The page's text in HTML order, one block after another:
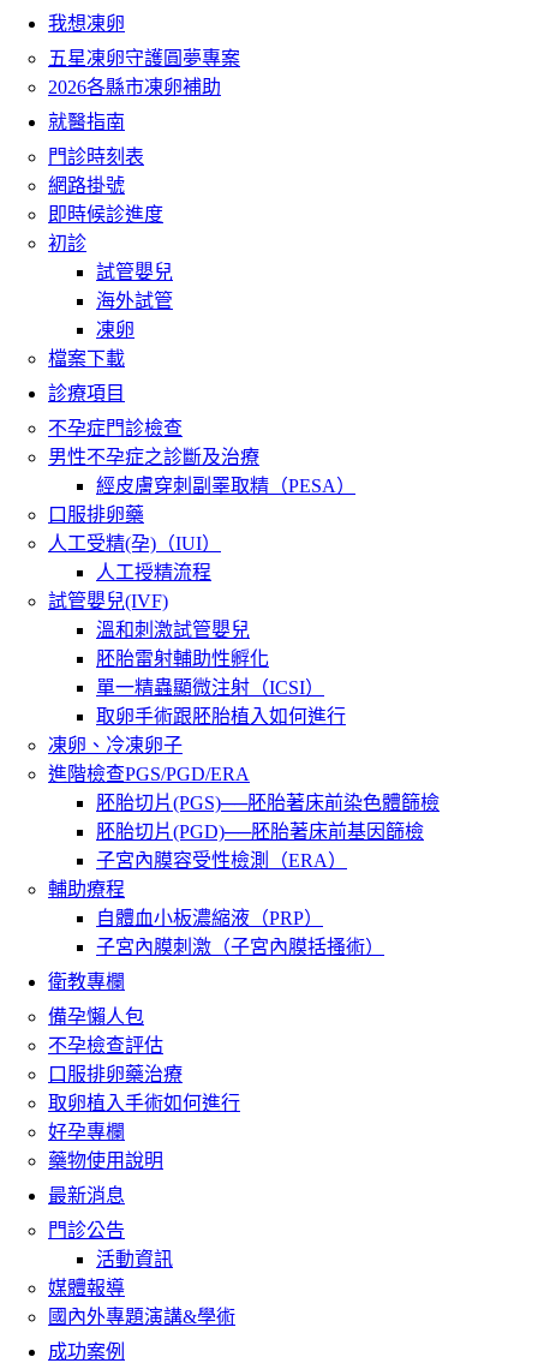
我想凍卵
五星凍卵守護圓夢專案
2026各縣市凍卵補助
就醫指南
門診時刻表
網路掛號
即時候診進度
初診
試管嬰兒
海外試管
凍卵
檔案下載
診療項目
不孕症門診檢查
男性不孕症之診斷及治療
經皮膚穿刺副睪取精（PESA）
口服排卵藥
人工受精(孕)（IUI）
人工授精流程
試管嬰兒(IVF)
溫和刺激試管嬰兒
胚胎雷射輔助性孵化
單一精蟲顯微注射（ICSI）
取卵手術跟胚胎植入如何進行
凍卵、冷凍卵子
進階檢查PGS/PGD/ERA
胚胎切片(PGS)──胚胎著床前染色體篩檢
胚胎切片(PGD)──胚胎著床前基因篩檢
子宮內膜容受性檢測（ERA）
輔助療程
自體血小板濃縮液（PRP）
子宮內膜刺激（子宮內膜括搔術）
衛教專欄
備孕懶人包
不孕檢查評估
口服排卵藥治療
取卵植入手術如何進行
好孕專欄
藥物使用說明
最新消息
門診公告
活動資訊
媒體報導
國內外專題演講&學術
成功案例